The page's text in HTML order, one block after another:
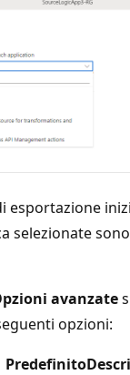
esportazione
selezionate
avanzate
opzioni:
Predefinito